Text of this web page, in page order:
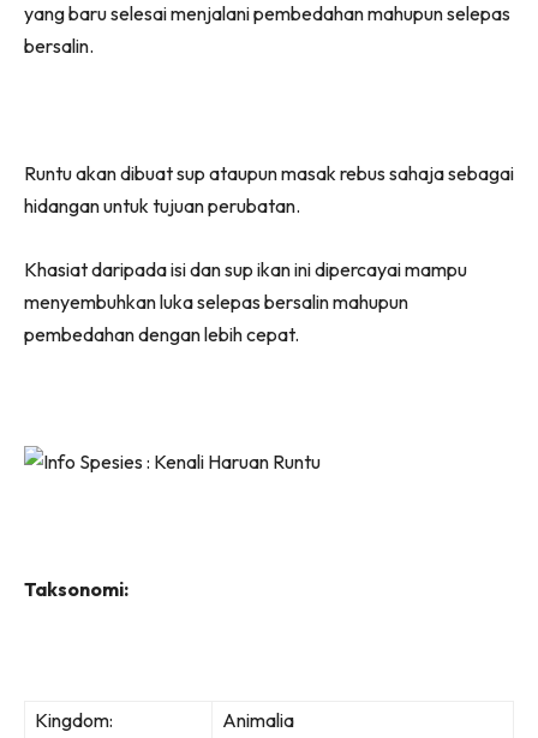
yang baru selesai menjalani pembedahan mahupun selepas
bersalin.
Runtu akan dibuat sup ataupun masak rebus sahaja sebagai
hidangan untuk tujuan perubatan.
Khasiat daripada isi dan sup ikan ini dipercayai mampu
menyembuhkan luka selepas bersalin mahupun
pembedahan dengan lebih cepat.
Taksonomi:
Kingdom:
Animalia